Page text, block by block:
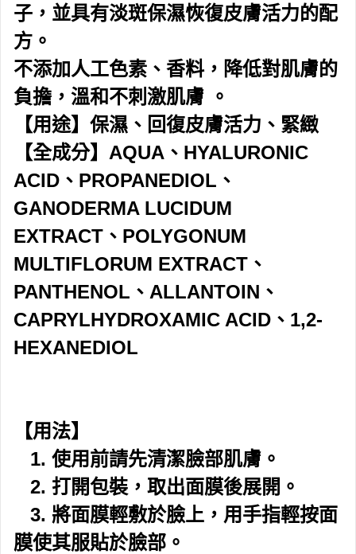
子，並具有淡斑保濕恢復皮膚活力的配
方。
不添加人工色素、香料，降低對肌膚的
負擔，溫和不刺激肌膚 。
【用途】保濕、回復皮膚活力、緊緻
【全成分】AQUA、HYALURONIC
ACID、PROPANEDIOL、
GANODERMA LUCIDUM
EXTRACT、POLYGONUM
MULTIFLORUM EXTRACT、
PANTHENOL、ALLANTOIN、
CAPRYLHYDROXAMIC ACID、1,2-
HEXANEDIOL
【用法】
1. 使用前請先清潔臉部肌膚。
2. 打開包裝，取出面膜後展開。
3. 將面膜輕敷於臉上，用手指輕按面
膜使其服貼於臉部。